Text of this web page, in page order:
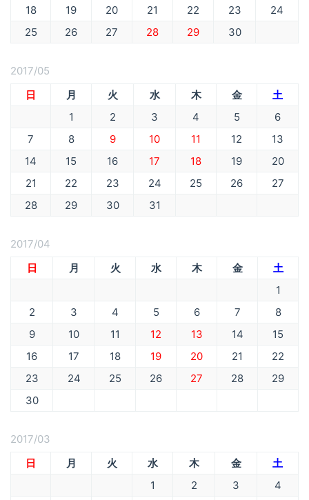
18
19 20 21 22 23
24
25
26 27 28 29 30
2017/05
日
月 火 水 木 金
土
1
2 3 4 5
6
7
8 9 10 11 12
13
14
15 16 17 18 19
20
21
22 23 24 25 26
27
28
29 30 31
2017/04
日
月 火 水 木 金
土
1
2
3 4 5 6 7
8
9
10 11 12 13 14
15
16
17 18 19 20 21
22
23
24 25 26 27 28
29
30
2017/03
日
月 火 水 木 金
土
1
2 3
4